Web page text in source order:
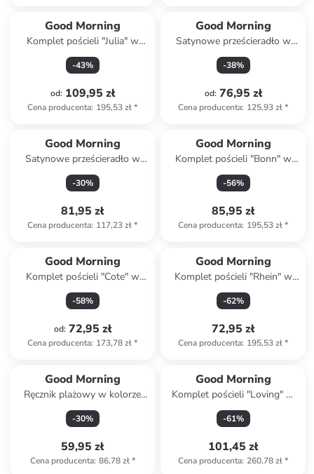
Good Morning
Komplet pościeli "Julia" w
kolorze jasnoszaro-niebiesko-
jasnoróżowym
-43%
od: 109,95 zł
Cena producenta: 195,53 zł*
Good Morning
Satynowe prześcieradło w
kolorze szaroróżowym na
gumce
-38%
od: 76,95 zł
Cena producenta: 125,93 zł*
Good Morning
Satynowe prześcieradło w
kolorze oliwkowym na gumce
-30%
81,95 zł
Cena producenta: 117,23 zł*
Good Morning
Komplet pościeli "Bonn" w
kolorze czarno-
jasnobrązowym
-56%
85,95 zł
Cena producenta: 195,53 zł*
Good Morning
Komplet pościeli "Cote" w
kolorze beżowym
-58%
od: 72,95 zł
Cena producenta: 173,78 zł*
Good Morning
Komplet pościeli "Rhein" w
kolorze niebiesko-
jasnoróżowym
-62%
72,95 zł
Cena producenta: 195,53 zł*
Good Morning
Ręcznik plażowy w kolorze
jasnoróżowym
-30%
59,95 zł
Cena producenta: 86,78 zł*
Good Morning
Komplet pościeli "Loving" w
kolorze zielonym
-61%
101,45 zł
Cena producenta: 260,78 zł*